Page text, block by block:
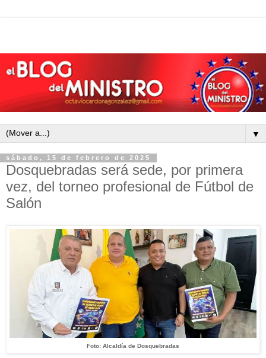
▼
sábado, 15 de febrero de 2025
Dosquebradas será sede, por primera
vez, del torneo profesional de Fútbol de
Salón
Foto: Alcaldía de Dosquebradas